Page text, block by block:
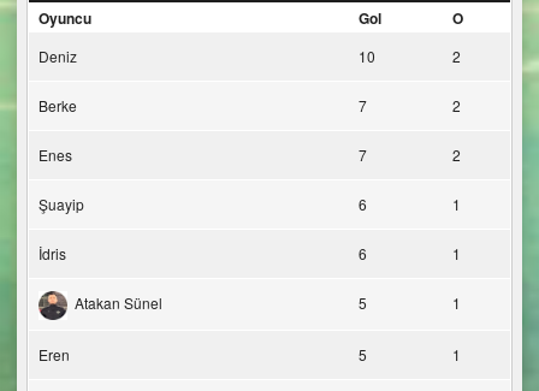
Oyuncu
Gol O
Deniz 10 2
Berke 7 2
Enes 7 2
Şuayip 6 1
İdris 6 1
Atakan Sünel 5 1
Eren 5 1